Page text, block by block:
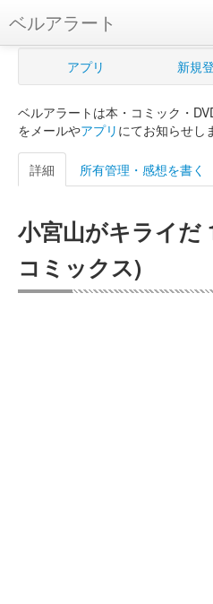
ベルアラート
ベルアラートとは
新規登録
ログイン
購入管理
Myシェルフ
アプリ 新規
ベルアラートは本・コミック・
をメールやアプリ にてお知らせし
詳細 所有管理・感想を書く
小宮山がキライだ
コミックス)